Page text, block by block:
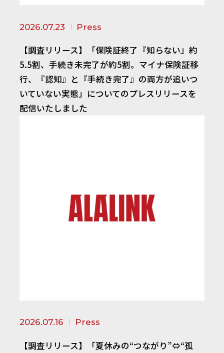
2026.07.23 Press
【調査リリース】「保険証終了『知らない』約
5.5割、手続き未完了が約5割。マイナ保険証移
行、『認知』と『手続き完了』の両方が追いつ
いていない実態」についてのプレスリリースを
配信いたしました
2026.07.16 Press
【調査リリース】「夏休みの“つながり”⇔“孤